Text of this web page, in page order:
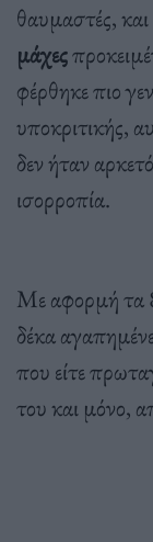
θαυμαστές, και
μάχες
φέρθηκε πιο
υποκριτικής,
δεν ήταν
ισορροπία.
Με αφορμή τα
δέκα
που είτε
του και μόνο,